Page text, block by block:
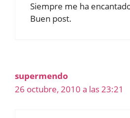
Siempre me ha
Buen post.
supermendo
26 octubre, 2010 a las 23:21